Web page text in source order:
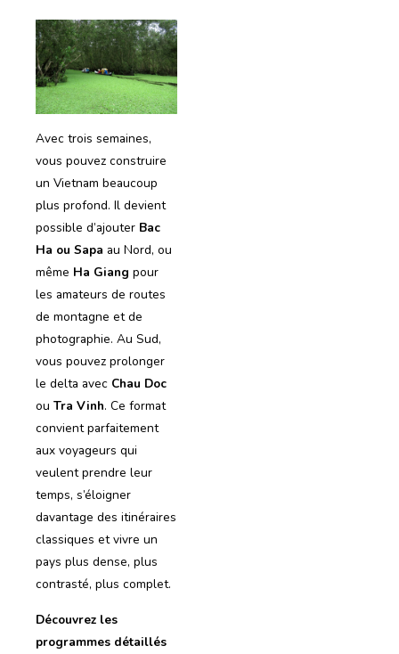
Avec trois semaines,
vous pouvez construire
un Vietnam beaucoup
plus profond. Il devient
possible d’ajouter Bac
Ha ou Sapa au Nord, ou
même Ha Giang pour
les amateurs de routes
de montagne et de
photographie. Au Sud,
vous pouvez prolonger
le delta avec Chau Doc
ou Tra Vinh. Ce format
convient parfaitement
aux voyageurs qui
veulent prendre leur
temps, s’éloigner
davantage des itinéraires
classiques et vivre un
pays plus dense, plus
contrasté, plus complet.
Découvrez les
programmes détaillés